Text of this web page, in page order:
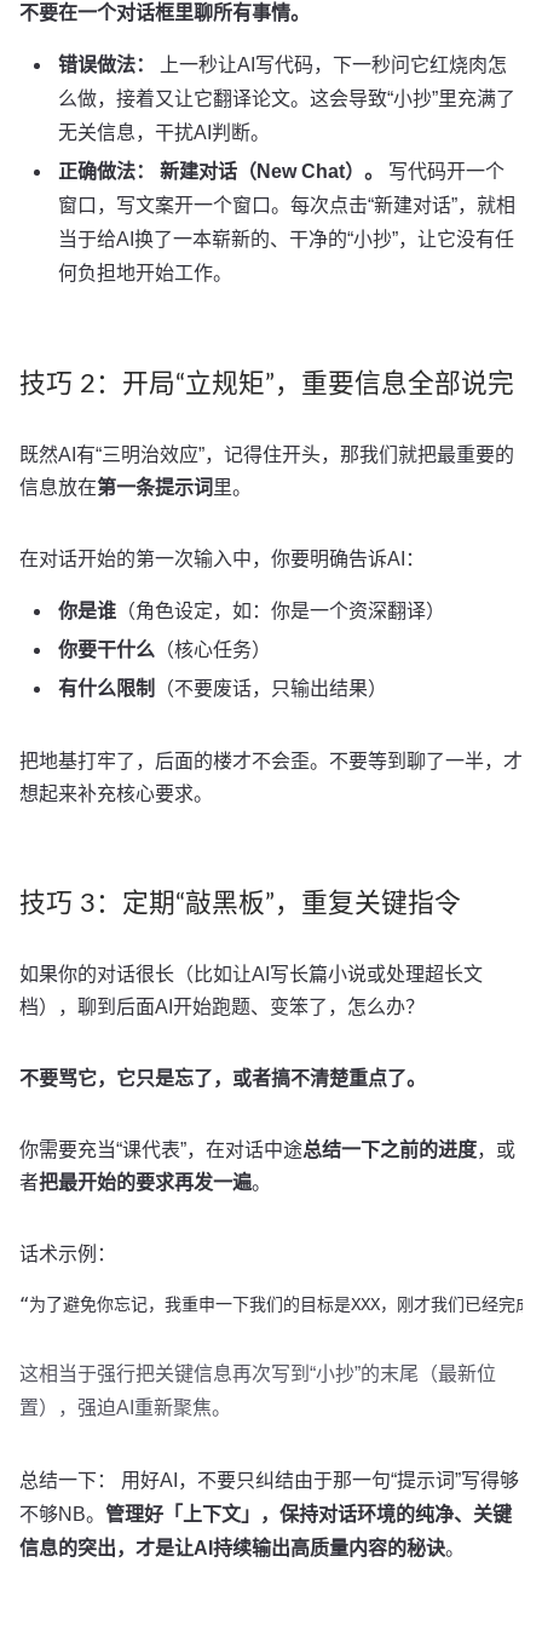
不要在一个对话框里聊所有事情。
错误做法：
上一秒让AI写代码，下一秒问它红烧肉怎
么做，接着又让它翻译论文。这会导致“小抄”里充满了
无关信息，干扰AI判断。
正确做法：
新建对话（New Chat）。
写代码开一个
窗口，写文案开一个窗口。每次点击“新建对话”，就相
当于给AI换了一本崭新的、干净的“小抄”，让它没有任
何负担地开始工作。
技巧 2：开局“立规矩”，重要信息全部说完
既然AI有“三明治效应”，记得住开头，那我们就把最重要的
信息放在第一条提示词 里。
在对话开始的第一次输入中，你要明确告诉AI：
你是谁 （角色设定，如：你是一个资深翻译）
你要干什么 （核心任务）
有什么限制
（不要废话，只输出结果）
把地基打牢了，后面的楼才不会歪。不要等到聊了一半，才
想起来补充核心要求。
技巧 3：定期“敲黑板”，重复关键指令
如果你的对话很长（比如让AI写长篇小说或处理超长文
档），聊到后面AI开始跑题、变笨了，怎么办？
不要骂它，它只是忘了，或者搞不清楚重点了。
你需要充当“课代表”，在对话中途总结一下之前的进度，或
者把最开始的要求再发一遍。
话术示例：
“为了避免你忘记，我重申一下我们的目标是XXX，刚才我们已经完成
这相当于强行把关键信息再次写到“小抄”的末尾（最新位
置），强迫AI重新聚焦。
总结一下： 用好AI，不要只纠结由于那一句“提示词”写得够
不够NB。 管理好「上下文」，保持对话环境的纯净、关键
信息的突出，才是让AI持续输出高质量内容的秘诀。